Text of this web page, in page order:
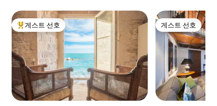
상위 게스트 선호
게스트 선호 게스트 선호
게스트 선호